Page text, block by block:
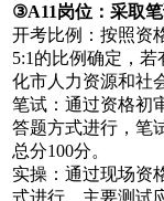
③A11岗位： 采取
开考比例：按照资
5:1的比例确定，
化市人力资源和社
笔试：通过资格初
答题方式进行，笔
总分100分。
实操：通过现场资
式进行，主要测试